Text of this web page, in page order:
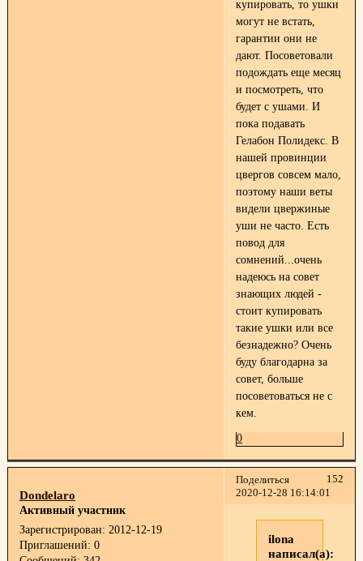
купировать, то ушки
могут не встать,
гарантии они не
дают. Посоветовали
подождать еще месяц
и посмотреть, что
будет с ушами. И
пока подавать
Гелабон Полидекс. В
нашей провинции
цвергов совсем мало,
поэтому наши веты
видели цвержиные
уши не часто. Есть
повод для
сомнений...очень
надеюсь на совет
знающих людей -
стоит купировать
такие ушки или все
безнадежно? Очень
буду благодарна за
совет, больше
посоветоваться не с
кем.
0
Поделиться
152
2020-12-28 16:14:01
Dondelaro
Активный участник
Зарегистрирован: 2012-12-19
Приглашений: 0
ilona
написал(а):